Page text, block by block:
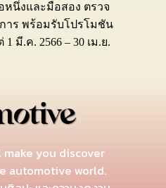
นึ่งและมือสอง ตรวจ
าร พร้อมรับโปรโมชัน
มี.ค. 2566 – 30 เม.ย.
you discover
automotive world.